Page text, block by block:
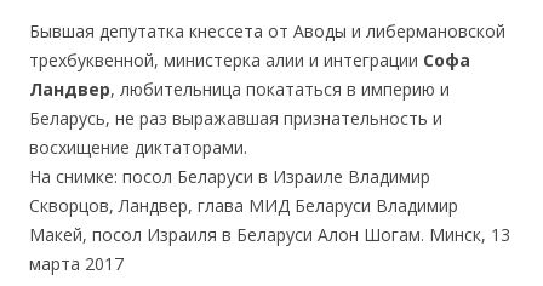
Бывшая депутатка кнессета от Аводы и либермановской
трехбуквенной, министерка алии и интеграции Софа
Ландвер, любительница покататься в империю и
Беларусь, не раз выражавшая признательность и
восхищение диктаторами.
На снимке: посол Беларуси в Израиле Владимир
Скворцов, Ландвер, глава МИД Беларуси Владимир
Макей, посол Израиля в Беларуси Алон Шогам. Минск, 13
марта 2017